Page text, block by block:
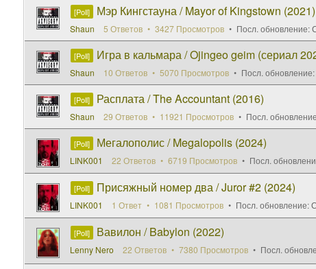
[Poll] Мэр Кингстауна / Mayor of Kingstown (2021)
Shaun 5 Ответов 3427 Просмотров Посл. обновление:
[Poll] Игра в кальмара / Ojingeo geim (сериал
Shaun 10 Ответов 5070 Просмотров Посл. обновление:
[Poll] Расплата / The Accountant (2016)
Shaun 29 Ответов 11921 Просмотров Посл.
[Poll] Мегалополис / Megalopolis (2024)
LINK001 22 Ответов 6719 Просмотров Посл.
[Poll] Присяжный номер два / Juror #2 (2024)
LINK001 1 Ответ 1081 Просмотров Посл. обновление:
[Poll] Вавилон / Babylon (2022)
Lenny Nero 22 Ответов 7380 Просмотров Посл.